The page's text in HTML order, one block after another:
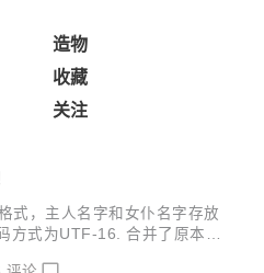
造物
收藏
关注
式，主人名字和女仆名字存放
式为UTF-16. 合并了原本备